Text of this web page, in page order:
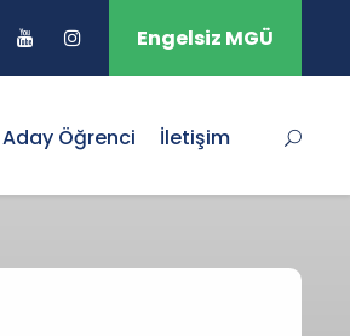
Engelsiz MGÜ
Aday Öğrenci İletişim